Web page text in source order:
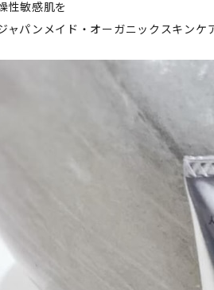
性敏感肌を
ャパンメイド・オーガニックスキンケ